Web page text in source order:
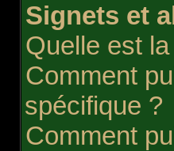
Signets et
Quelle est
Comment
spécifique ?
Comment